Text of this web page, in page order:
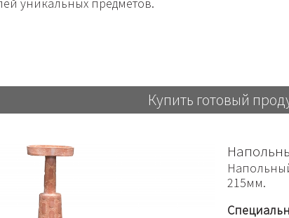
уникальных предметов.
Купить готовый
215мм.